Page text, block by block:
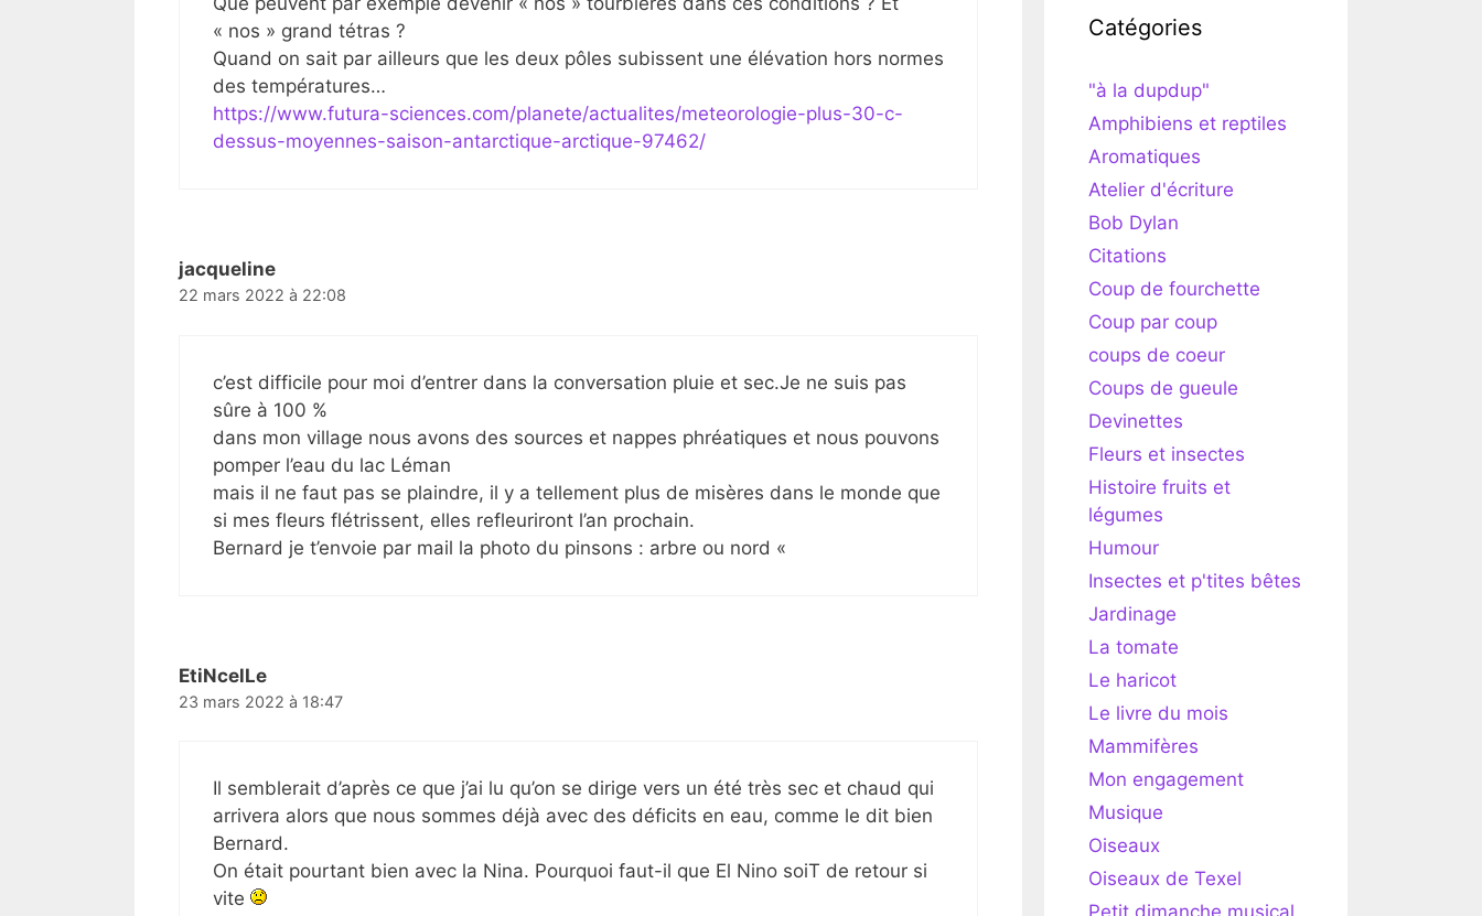
« nos » grand tétras ?
Quand on sait par ailleurs que les deux pôles subissent une élévation hors normes
des températures…
https://www.futura-sciences.com/planete/actualites/meteorologie-plus-30-c-
dessus-moyennes-saison-antarctique-arctique-97462/
jacqueline
22 mars 2022 à 22:08
c’est difficile pour moi d’entrer dans la conversation pluie et sec.Je ne suis pas
sûre à 100 %
dans mon village nous avons des sources et nappes phréatiques et nous pouvons
pomper l’eau du lac Léman
mais il ne faut pas se plaindre, il y a tellement plus de misères dans le monde que
si mes fleurs flétrissent, elles refleuriront l’an prochain.
Bernard je t’envoie par mail la photo du pinsons : arbre ou nord «
EtiNcelLe
23 mars 2022 à 18:47
Il semblerait d’après ce que j’ai lu qu’on se dirige vers un été très sec et chaud qui
arrivera alors que nous sommes déjà avec des déficits en eau, comme le dit bien
Bernard.
On était pourtant bien avec la Nina. Pourquoi faut-il que El Nino soiT de retour si
vite
Catégories
"à la dupdup"
Amphibiens et reptiles
Aromatiques
Atelier d'écriture
Bob Dylan
Citations
Coup de fourchette
Coup par coup
coups de coeur
Coups de gueule
Devinettes
Fleurs et insectes
Histoire fruits et
légumes
Humour
Insectes et p'tites bêtes
Jardinage
La tomate
Le haricot
Le livre du mois
Mammifères
Mon engagement
Musique
Oiseaux
Oiseaux de Texel
Petit dimanche musical